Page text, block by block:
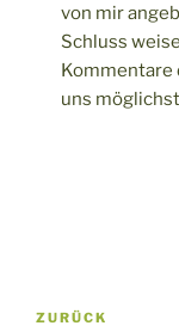
von mir
Schluss
Kommentare
uns
Vorheriger
ZURÜCK